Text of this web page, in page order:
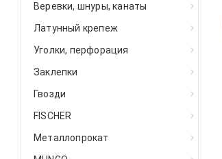
Веревки, шнуры, канаты
Латунный крепеж
Уголки, перфорация
Заклепки
Гвозди
FISCHER
Металлопрокат